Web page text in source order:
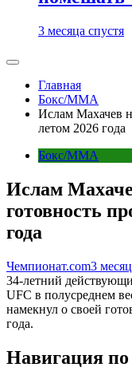
3 месяца спустя
Главная
Бокс/MMA
Ислам Махачев
летом 2026 года
Бокс/MMA
Ислам
готовность
года
Чемпионат.com3
34-летний
UFC в полусреднем
намекнул о своей
года.
Навигация по